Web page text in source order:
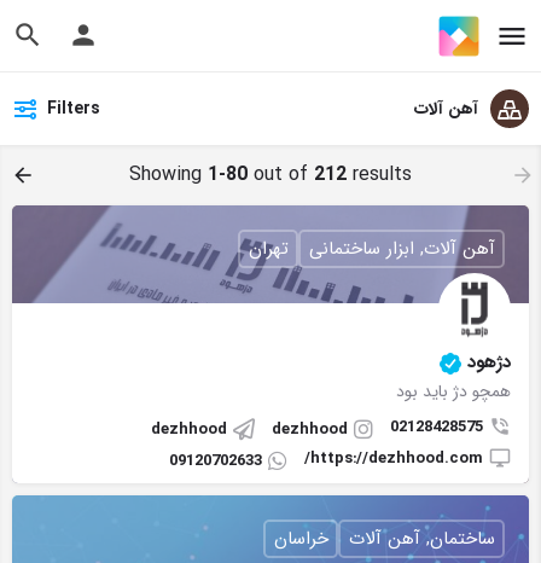
آهن آلات Filters
Showing 1-80 out of 212 results
دژهود
همچو دژ باید بود
02128428575
dezhhood
dezhhood
https://dezhhood.com/
09120702633
آهن آلات, ابزار ساختمانی تهران
ساختمان, آهن آلات خراسان